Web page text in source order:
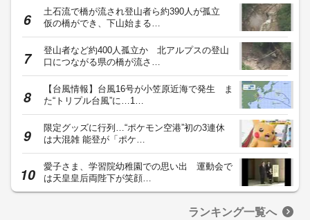
土石流で橋が流され登山者ら約390人が孤立
仮の橋ができ、下山始まる…
登山者など約400人孤立か 北アルプスの登山
口につながる県の橋が流さ…
【台風情報】台風16号が小笠原近海で発生 ま
た“トリプル台風”に…1…
限定グッズに行列…“ポケモン空港”初の3連休
は大混雑 能登が「ポケ…
愛子さま、学習院幼稚園での思い出 運動会で
は天皇皇后両陛下が笑顔…
ランキング一覧へ